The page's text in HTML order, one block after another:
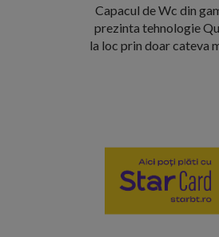
Capacul de Wc din
prezinta tehnologie
la loc prin doar cateva